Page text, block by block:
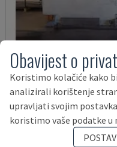
E3A 100/33
IMAL - PRITISNITE KOČNICU
ITALIJA 1997
Obavijest o
Koristimo kolačiće kako
analizirali korištenje
upravljati svojim
koristimo vaše podatke u